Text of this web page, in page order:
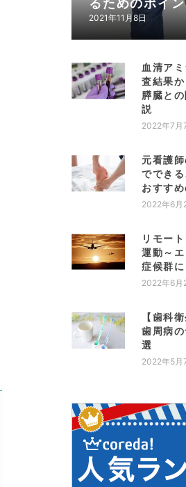
るためのポイ
2021年11月8日
血清ア
査結果
膵臓と
説
2022年7月
元看護
ででき
おすす
2022年6月
リモー
運動～
症候群
2022年6月
【歯科
歯周病
選
2022年5月